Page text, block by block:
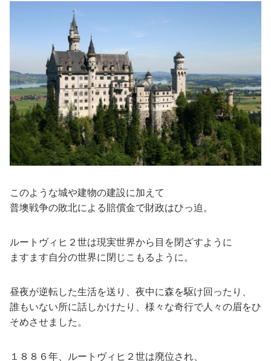
このような城や建物の建設に加えて
普墺戦争の敗北による賠償金で財政はひっ迫。
ルートヴィヒ２世は現実世界から目を閉ざすように
ますます自分の世界に閉じこもるように。
昼夜が逆転した生活を送り、夜中に森を駆け回ったり、
誰もいない所に話しかけたり、様々な奇行で人々の眉をひ
そめさせました。
１８８６年、ルートヴィヒ２世は廃位され、